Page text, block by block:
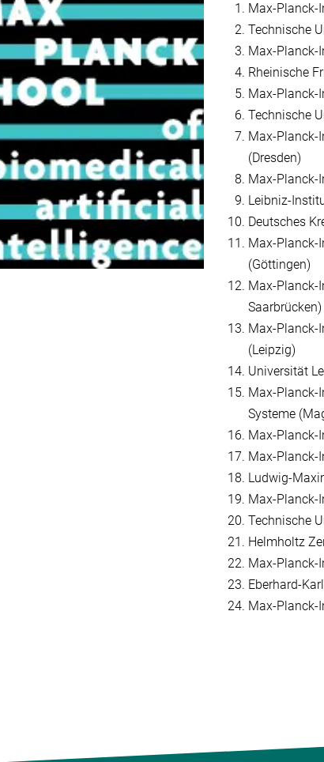
Max-Planck-
Technische
Max-Planck-
Rheinische
Max-Planck-
Technische
Max-Planck-
(Dresden)
Max-Planck-
Leibniz-
Deutsches
Max-
(Göttingen)
Max-Planck-
Saarbrücken)
Max-Planck-
(Leipzig)
Universität
Max-Planck-
Systeme
Max-Planck-
Max-Planck-
Ludwig-
Max-Planck-
Technische
Helmholtz
Max-Planck-
Eberhard-
Max-Planck-